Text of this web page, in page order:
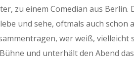
zu einem Comedian aus Berlin.
und sehe, oftmals auch schon
wer weiß, vielleicht
und unterhält den Abend